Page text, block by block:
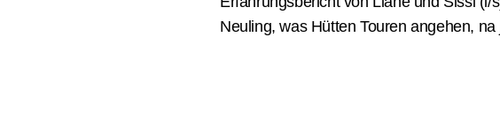
Neuling, was Hütten Touren angehen, na